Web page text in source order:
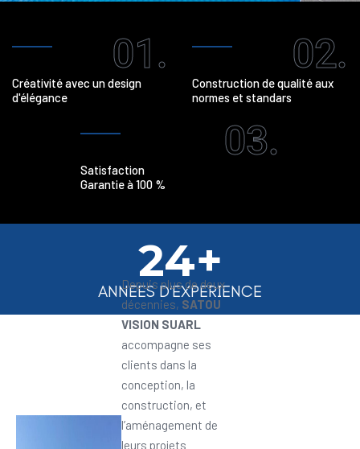
01.
Créativité avec un design
d'élégance
02.
Construction de qualité aux
normes et standars
03.
Satisfaction
Garantie à 100 %
24+
ANNEES D'EXPERIENCE
Depuis plus de deux
décennies, SATOU
VISION SUARL
accompagne ses
clients dans la
conception, la
construction, et
l’aménagement de
leurs projets